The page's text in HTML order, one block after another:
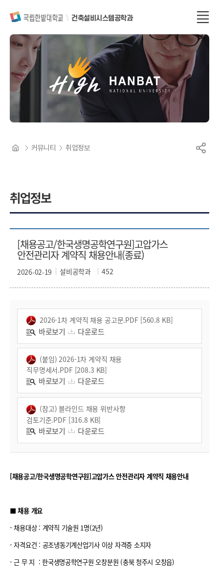
건축설비시스템공학과
취업정보
커뮤니티 취업정보
[채용공고/한국생명공학연구원]고압가스
안전관리자 계약직 채용안내(종료)
설비공학과 452
2026-02-19
2026-1차 계약직 채용 공고문.PDF [560.8 KB]
바로보기 다운로드
(붙임) 2026-1차 계약직 채용
직무명세서.PDF [208.3 KB]
바로보기 다운로드
(참고) 블라인드 채용 위반사항
검토기준.PDF [316.8 KB]
바로보기 다운로드
[채용공고/한국생명공학연구원]고압가스 안전관리자 계약직 채용안내
■ 채용 개요
- 채용대상 : 계약직 기술원 1명(2년)
- 자격요건 : 공조냉동기계산업기사 이상 자격증 소지자
- 근 무 지 : 한국생명공학연구원 오창분원 (충북 청주시 오창읍)